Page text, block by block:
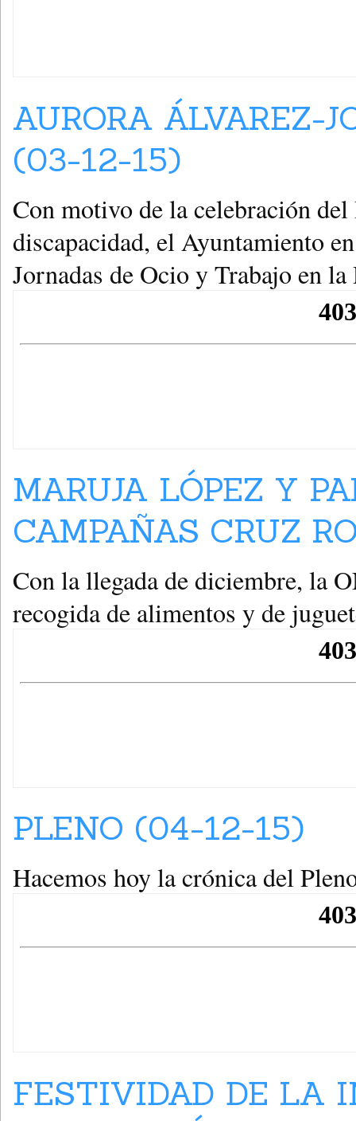
AURORA ÁLVAREZ-
(03-12-15)
Con motivo de la celebración
discapacidad, el Ayuntamiento
Jornadas de Ocio y Trabajo en
MARUJA LÓPEZ Y
CAMPAÑAS CRUZ
Con la llegada de diciembre, la
recogida de alimentos y de
PLENO (04-12-15)
Hacemos hoy la crónica del
FESTIVIDAD DE LA